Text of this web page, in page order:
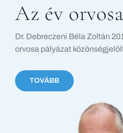
Az év
Dr. Debreczeni Béla Zoltán
orvosa pályázat
TOVÁBB